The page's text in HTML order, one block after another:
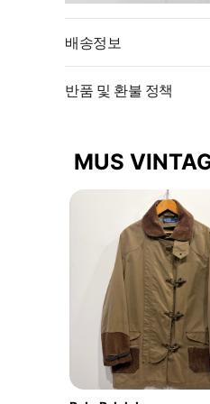
배송정보
반품 및 환불 정책
MUS